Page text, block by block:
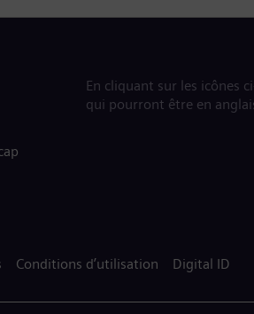
En cliquant sur les icônes
qui pourront être en
Conditions d’utilisation Digital ID